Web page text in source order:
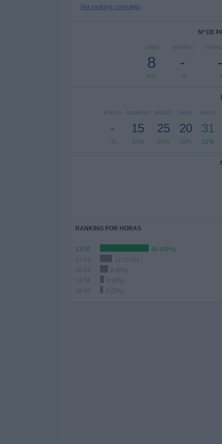
Ver ranking completo
Nº DE
LUNES
8
8%
MARTES
-
- %
-
-
ENERO
-
- %
FEBRERO
15
15%
MARZO
25
25%
ABRIL
20
20%
MAYO
31
31%
RANKING POR HORAS
13:00
49 (49%)
17:54
12 (12%)
16:54
8 (8%)
13:54
4 (4%)
18:00
3 (3%)